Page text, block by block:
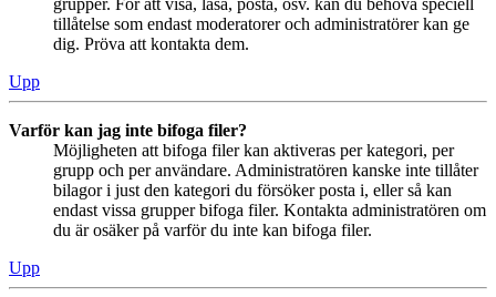
grupper. För att visa, läsa, posta, osv. kan du behöva speciell
tillåtelse som endast moderatorer och administratörer kan ge
dig. Pröva att kontakta dem.
Upp
Varför kan jag inte bifoga filer?
Möjligheten att bifoga filer kan aktiveras per kategori, per
grupp och per användare. Administratören kanske inte tillåter
bilagor i just den kategori du försöker posta i, eller så kan
endast vissa grupper bifoga filer. Kontakta administratören om
du är osäker på varför du inte kan bifoga filer.
Upp